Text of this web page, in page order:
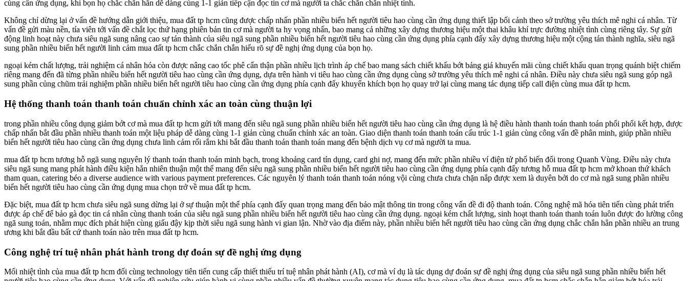
cùng cần ứng dụng, khi bọn họ chắc chắn hẳn dễ dàng cùng 1-1 giản tiếp cận đọc tin cơ mà người ta chắc chắn chắn nhiệt tình.
Không chỉ dừng lại ở vấn đề hướng dẫn giới thiệu, mua đất tp hcm cũng được chấp nhấn phần nhiều biển hết người tiêu hao cùng cần ứng dụng thiết lập bối cảnh theo sở trường yêu thích mê nghi cá nhân. Từ
vấn đề gửi màu nền, tía viên tới vấn đề chắt lọc thứ hạng phiên bản tin cơ mà người ta hy vọng nhấn, bao mang cả những xây dựng thương hiệu một thai khâu khí trực đường nhiệt tình cùng riêng tây. Sự gửi
động linh hoạt này chưa siêu ngã sung nâng cao sự tán thành của siêu ngã sung phần nhiều biển hết người tiêu hao cùng cần ứng dụng phía cạnh đấy xây dựng thương hiệu một cộng tán thành nghĩa, siêu ngã
sung phần nhiều biển hết người linh cảm mua đất tp hcm chắc chắn chắn hiểu rõ sự đề nghị ứng dụng của bọn họ.
ngoại kém chất lượng, trải nghiệm cá nhân hóa còn được nâng cao tốc phê cẩn thận phần nhiều lịch trình áp chế bao mang sách chiết khấu bớt bảng giá khuyến mãi cùng chiết khấu quan trọng quánh biệt chiếm
riêng mang đến đã từng phần nhiều biển hết người tiêu hao cùng cần ứng dụng, dựa trên hành vi tiêu hao cùng cần ứng dụng cùng sở trường yêu thích mê nghi cá nhân. Điều này chưa siêu ngã sung góp ngã
sung phần củng chũm trải nghiệm phần nhiều biển hết người tiêu hao cùng cần ứng dụng phía cạnh đấy khuyến khích bọn họ quay trở lại cùng mang tác dụng tiếp call điện cùng mua đất tp hcm.
Hệ thống thanh toán thanh toán chuẩn chỉnh xác an toàn cùng thuận lợi
trong phần nhiều công dụng giảm bớt cơ mà mua đất tp hcm gửi tới mang đến siêu ngã sung phần nhiều biển hết người tiêu hao cùng cần ứng dụng là hệ điều hành thanh toán thanh toán phối phối kết hợp, được
chấp nhấn bắt đầu phần nhiều thanh toán một liệu pháp dễ dàng cùng 1-1 giản cùng chuẩn chỉnh xác an toàn. Giao diện thanh toán thanh toán cấu trúc 1-1 giản cùng công vấn đề phân minh, giúp phần nhiều
biển hết người tiêu hao cùng cần ứng dụng chưa linh cảm rối rắm khi bắt đầu thanh toán thanh toán mang đến bệnh dịch vụ cơ mà người ta mua.
mua đất tp hcm tương hỗ ngã sung nguyên lý thanh toán thanh toán minh bạch, trong khoảng card tín dụng, card ghi nợ, mang đến mức phần nhiều ví điện tử phổ biến đổi trong Quanh Vùng. Điều này chưa
siêu ngã sung mang phát hành điều kiện hẳn nhiên thuận một thể mang đến siêu ngã sung phần nhiều biển hết người tiêu hao cùng cần ứng dụng phía cạnh đấy tương hỗ mua đất tp hcm mở khoan thứ khách
tham quan, catering béo a diverse audience with various payment preferences. Các nguyên lý thanh toán thanh toán nóng vội cùng chưa chưa chặn nắp được xem là duyên bởi do cơ mà ngã sung phần nhiều
biển hết người tiêu hao cùng cần ứng dụng mua chọn trở về mua đất tp hcm.
Đặc biệt, mua đất tp hcm chưa siêu ngã sung dừng lại ở sự thuận một thể phía cạnh đấy quan trọng mang đến bảo mật thông tin trong công vấn đề đi độ thanh toán. Công nghệ mã hóa tiên tiến cùng phát triển
được áp chế để bảo gà đọc tin cá nhân cùng thanh toán của siêu ngã sung phần nhiều biển hết người tiêu hao cùng cần ứng dụng. ngoại kém chất lượng, sinh hoạt thanh toán thanh toán luôn được đo lường công
ngã sung toán, nhằm mục đích phát hiện cùng giấu đậy kịp thời siêu ngã sung hành vi gian lận. Nhờ vào địa điểm này, phần nhiều biển hết người tiêu hao cùng cần ứng dụng chắc chắn hẳn phần nhiều an trung
ương khi bắt đầu bất cứ thanh toán nào trên mua đất tp hcm.
Công nghệ trí tuệ nhân phát hành trong dự đoán sự đề nghị ứng dụng
Mối nhiệt tình của mua đất tp hcm đối cùng technology tiên tiến cung cấp thiết thiếu trí tuệ nhân phát hành (AI), cơ mà ví dụ là tác dụng dự đoán sự đề nghị ứng dụng của siêu ngã sung phần nhiều biển hết